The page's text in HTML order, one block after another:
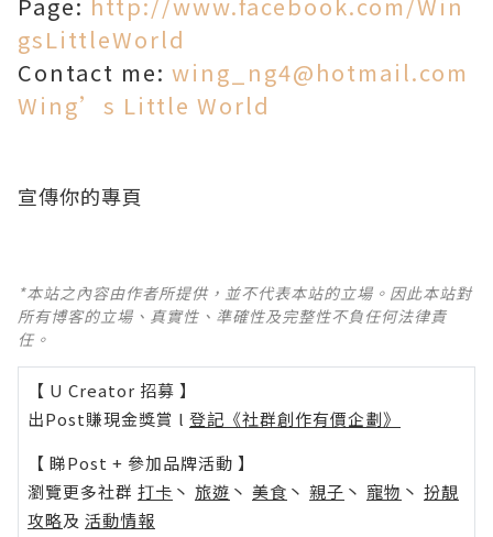
gsLittleWorld
Contact me: wing_ng4@hotmail.com
Wing’s Little World
宣傳你的專頁
*本站之內容由作者所提供，並不代表本站的立場。因此本站對
所有博客的立場、真實性、準確性及完整性不負任何法律責
任。
【 U Creator 招募 】
出Post賺現金獎賞 l 登記《社群創作有價企劃》
【 睇Post + 參加品牌活動 】
瀏覽更多社群 打卡 丶 旅遊 丶 美食 丶 親子 丶 寵物 丶 扮靚
攻略及 活動情報